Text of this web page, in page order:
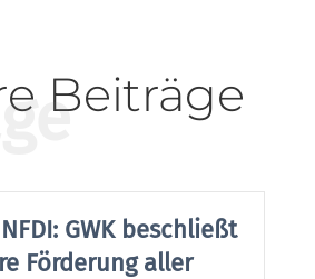
Beiträge
GWK beschließt
Förderung aller